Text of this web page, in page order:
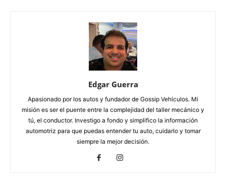
Edgar Guerra
Apasionado por los autos y fundador de Gossip Vehículos. Mi
misión es ser el puente entre la complejidad del taller mecánico y
tú, el conductor. Investigo a fondo y simplifico la información
automotriz para que puedas entender tu auto, cuidarlo y tomar
siempre la mejor decisión.